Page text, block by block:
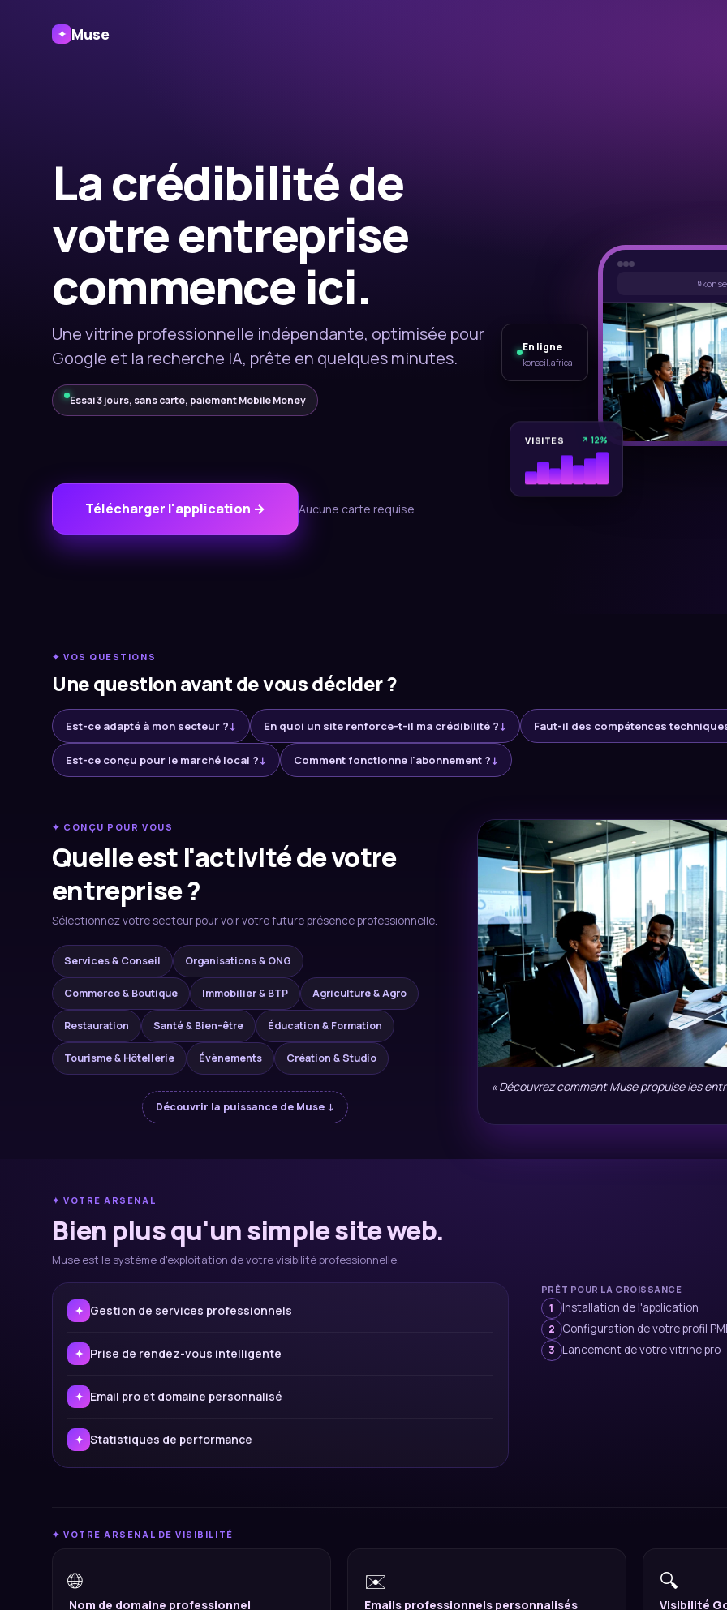
✦ Muse
La crédibilité de
votre entreprise
commence ici.
Une vitrine professionnelle indépendante, optimisée pour
Google et la recherche IA, prête en quelques minutes.
Essai 3 jours, sans carte, paiement Mobile Money
Télécharger l'application → Aucune carte requise
🔒
VISITES ↗ 12%
En ligne
konseil.africa
✦ VOS QUESTIONS
Une question avant de vous décider ?
Est-ce adapté à mon secteur ?↓ En quoi un site renforce-t-il ma crédibilité ?↓ Faut-il des compétences
Est-ce conçu pour le marché local ?↓ Comment fonctionne l'abonnement ?↓
✦ CONÇU POUR VOUS
Quelle est l'activité de votre
entreprise ?
Sélectionnez votre secteur pour voir votre future présence professionnelle.
Services & Conseil Organisations & ONG
Commerce & Boutique Immobilier & BTP Agriculture & Agro
Restauration Santé & Bien-être Éducation & Formation
Tourisme & Hôtellerie Évènements Création & Studio
Découvrir la puissance de Muse ↓
« Découvrez comment Muse propulse les
✦ VOTRE ARSENAL
Bien plus qu'un simple site web.
Muse est le système d'exploitation de votre visibilité professionnelle.
✦ Gestion de services professionnels
✦ Prise de rendez-vous intelligente
✦ Email pro et domaine personnalisé
✦ Statistiques de performance
PRÊT POUR LA CROISSANCE
1 Installation de l'application
2 Configuration de votre profil
3 Lancement de votre vitrine pro
✦ VOTRE ARSENAL DE VISIBILITÉ
🌐
Nom de domaine professionnel
✉️
Emails professionnels personnalisés
🔍
Visibilité